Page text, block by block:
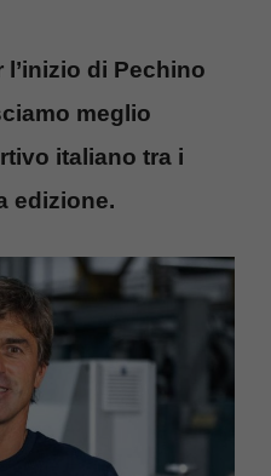
di Pechino
meglio
italiano tra i
edizione.